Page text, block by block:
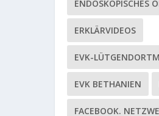
ENDOSKOPISCHES
ERKLÄRVIDEOS
EVK-
EVK BETHANIEN
FACEBOOK.